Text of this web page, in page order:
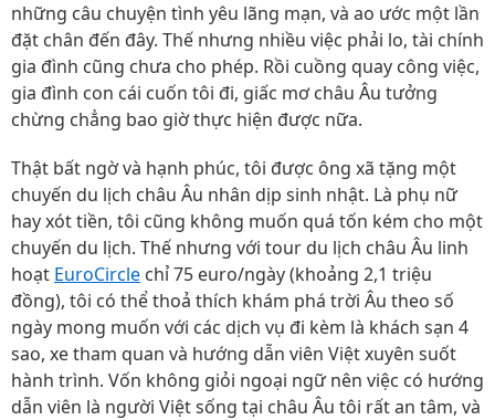
những câu chuyện tình yêu lãng mạn, và ao ước một lần
đặt chân đến đây. Thế nhưng nhiều việc phải lo, tài chính
gia đình cũng chưa cho phép. Rồi cuồng quay công việc,
gia đình con cái cuốn tôi đi, giấc mơ châu Âu tưởng
chừng chẳng bao giờ thực hiện được nữa.
Thật bất ngờ và hạnh phúc, tôi được ông xã tặng một
chuyến du lịch châu Âu nhân dịp sinh nhật. Là phụ nữ
hay xót tiền, tôi cũng không muốn quá tốn kém cho một
chuyến du lịch. Thế nhưng với tour du lịch châu Âu linh
hoạt EuroCircle chỉ 75 euro/ngày (khoảng 2,1 triệu
đồng), tôi có thể thoả thích khám phá trời Âu theo số
ngày mong muốn với các dịch vụ đi kèm là khách sạn 4
sao, xe tham quan và hướng dẫn viên Việt xuyên suốt
hành trình. Vốn không giỏi ngoại ngữ nên việc có hướng
dẫn viên là người Việt sống tại châu Âu tôi rất an tâm, và